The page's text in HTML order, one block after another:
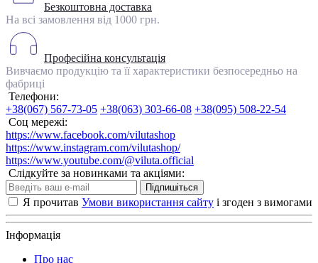
Безкоштовна доставка
На всі замовлення від 1000 грн.
Професійна консультація
Вивчаємо продукцію та її характеристики безпосередньо на
фабриці
Телефони:
+38(067) 567-73-05 +38(063) 303-66-08 +38(095) 508-22-54
Соц мережі:
https://www.facebook.com/vilutashop
https://www.instagram.com/vilutashop/
https://www.youtube.com/@viluta.official
Слідкуйте за новинками та акціями:
Підпишіться
Я прочитав Умови використання сайту і згоден з вимогами
Інформація
Про нас